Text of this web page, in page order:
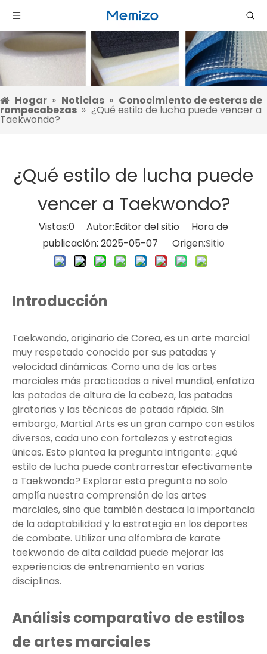
Hogar » Noticias » Conocimiento de esteras de
rompecabezas » ¿Qué estilo de lucha puede vencer a
Taekwondo?
¿Qué estilo de lucha puede
vencer a Taekwondo?
Vistas:0 Autor:Editor del sitio Hora de
publicación: 2025-05-07 Origen:Sitio
Introducción
Taekwondo, originario de Corea, es un arte marcial
muy respetado conocido por sus patadas y
velocidad dinámicas. Como una de las artes
marciales más practicadas a nivel mundial, enfatiza
las patadas de altura de la cabeza, las patadas
giratorias y las técnicas de patada rápida. Sin
embargo, Martial Arts es un gran campo con estilos
diversos, cada uno con fortalezas y estrategias
únicas. Esto plantea la pregunta intrigante: ¿qué
estilo de lucha puede contrarrestar efectivamente
a Taekwondo? Explorar esta pregunta no solo
amplía nuestra comprensión de las artes
marciales, sino que también destaca la importancia
de la adaptabilidad y la estrategia en los deportes
de combate. Utilizar una alfombra de karate
taekwondo de alta calidad puede mejorar las
experiencias de entrenamiento en varias
disciplinas.
Análisis comparativo de estilos
de artes marciales